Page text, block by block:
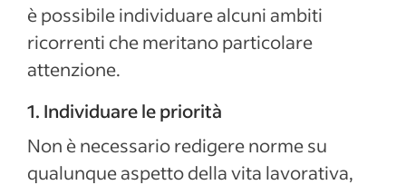
è possibile individuare alcuni ambiti
ricorrenti che meritano particolare
attenzione.
1. Individuare le priorità
Non è necessario redigere norme su
qualunque aspetto della vita lavorativa,